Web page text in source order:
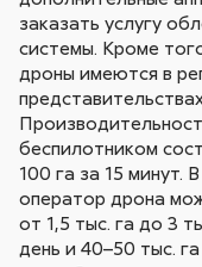
заказать услугу
системы. Кроме
дроны имеются в
беспилотником
100 га за 15 минут.
оператор дрона
от 1,5 тыс. га до 3
день и 40–50 тыс.